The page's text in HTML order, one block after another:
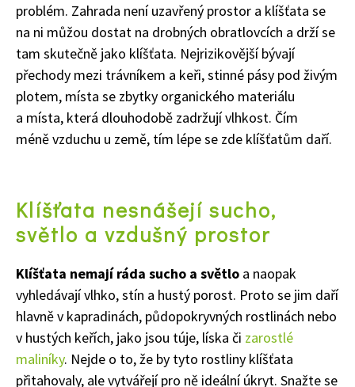
problém. Zahrada není uzavřený prostor a klíšťata se
na ni můžou dostat na drobných obratlovcích a drží se
tam skutečně jako klíšťata. Nejrizikovější bývají
přechody mezi trávníkem a keři, stinné pásy pod živým
plotem, místa se zbytky organického materiálu
a místa, která dlouhodobě zadržují vlhkost. Čím
méně vzduchu u země, tím lépe se zde klíšťatům daří.
Klíšťata nesnášejí sucho,
světlo a vzdušný prostor
Klíšťata nemají ráda sucho a světlo a naopak
vyhledávají vlhko, stín a hustý porost. Proto se jim daří
hlavně v kapradinách, půdopokryvných rostlinách nebo
v hustých keřích, jako jsou túje, líska či zarostlé
maliníky. Nejde o to, že by tyto rostliny klíšťata
přitahovaly, ale vytvářejí pro ně ideální úkryt. Snažte se